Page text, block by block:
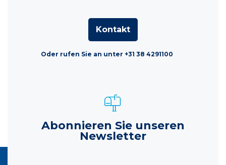
Kontakt
Oder rufen Sie an unter +31 38 4291100
Abonnieren Sie unseren
Newsletter